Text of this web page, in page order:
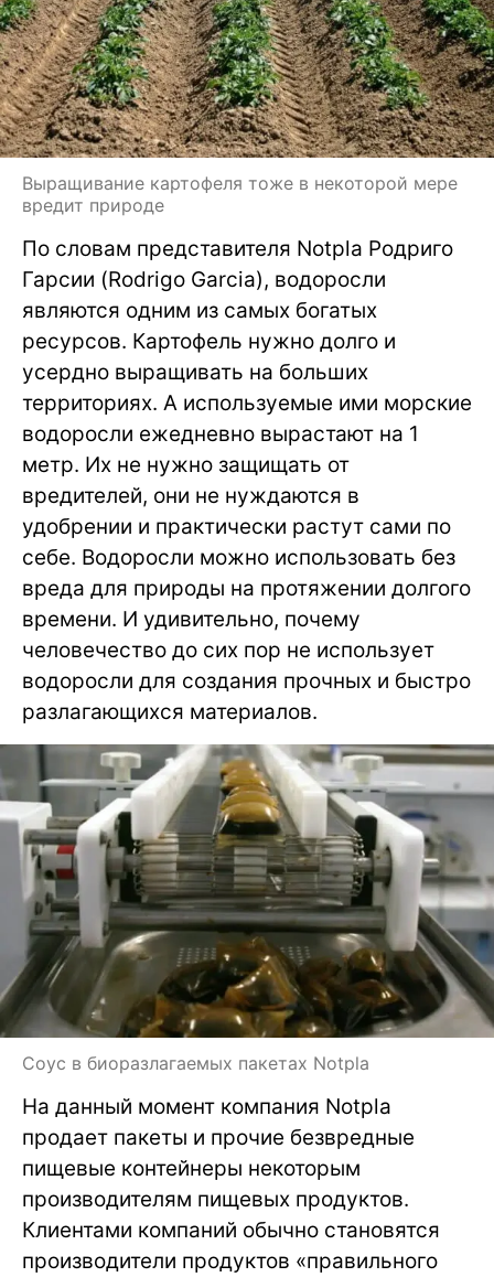
Выращивание картофеля тоже в некоторой мере
вредит природе
По словам представителя Notpla Родриго
Гарсии (Rodrigo Garcia), водоросли
являются одним из самых богатых
ресурсов. Картофель нужно долго и
усердно выращивать на больших
территориях. А используемые ими морские
водоросли ежедневно вырастают на 1
метр. Их не нужно защищать от
вредителей, они не нуждаются в
удобрении и практически растут сами по
себе. Водоросли можно использовать без
вреда для природы на протяжении долгого
времени. И удивительно, почему
человечество до сих пор не использует
водоросли для создания прочных и быстро
разлагающихся материалов.
Соус в биоразлагаемых пакетах Notpla
На данный момент компания Notpla
продает пакеты и прочие безвредные
пищевые контейнеры некоторым
производителям пищевых продуктов.
Клиентами компаний обычно становятся
производители продуктов «правильного